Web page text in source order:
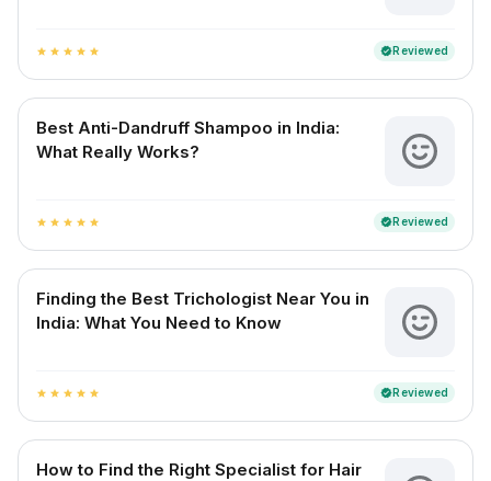
star star star star star verifiedReviewed
Best Anti-Dandruff Shampoo in India:
What Really Works?
star star star star star verifiedReviewed
Finding the Best Trichologist Near You in
India: What You Need to Know
star star star star star verifiedReviewed
How to Find the Right Specialist for Hair